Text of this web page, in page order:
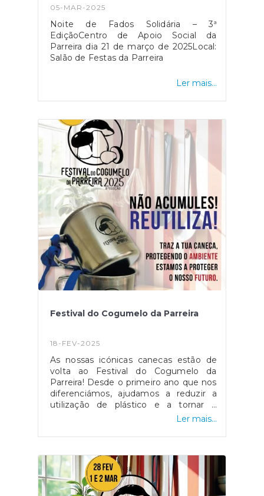
05-MAR-2025
Noite de Fados Solidária – 3ª
EdiçãoCentro de Apoio Social da
Parreira dia 21 de março de 2025Local:
Salão de Festas da Parreira
Ler mais...
Festival do Cogumelo da Parreira
18-FEV-2025
As nossas icónicas canecas estão de
volta ao Festival do Cogumelo da
Parreira! Desde o primeiro ano que nos
diferenciámos, ajudamos a reduzir a
utilização de plástico e a tornar o
festival mais ecológico. Traz a tua
ambiente.
Ler mais...